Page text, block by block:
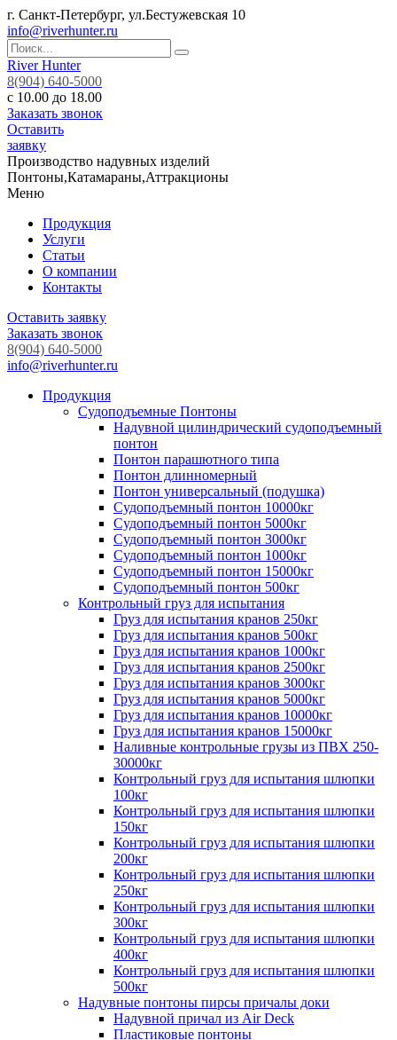
г. Санкт-Петербург, ул.Бестужевская 10
info@riverhunter.ru
River Hunter
8(904) 640-5000
с 10.00 до 18.00
Заказать звонок
Оставить
заявку
Производство надувных изделий
Понтоны,Катамараны,Аттракционы
Меню
Продукция
Услуги
Статьи
О компании
Контакты
Оставить заявку
Заказать звонок
8(904) 640-5000
info@riverhunter.ru
Продукция
Судоподъемные Понтоны
Надувной цилиндрический судоподъемный
понтон
Понтон парашютного типа
Понтон длинномерный
Понтон универсальный (подушка)
Судоподъемный понтон 10000кг
Судоподъемный понтон 5000кг
Судоподъемный понтон 3000кг
Судоподъемный понтон 1000кг
Судоподъемный понтон 15000кг
Судоподъемный понтон 500кг
Контрольный груз для испытания
Груз для испытания кранов 250кг
Груз для испытания кранов 500кг
Груз для испытания кранов 1000кг
Груз для испытания кранов 2500кг
Груз для испытания кранов 3000кг
Груз для испытания кранов 5000кг
Груз для испытания кранов 10000кг
Груз для испытания кранов 15000кг
Наливные контрольные грузы из ПВХ 250-
30000кг
Контрольный груз для испытания шлюпки
100кг
Контрольный груз для испытания шлюпки
150кг
Контрольный груз для испытания шлюпки
200кг
Контрольный груз для испытания шлюпки
250кг
Контрольный груз для испытания шлюпки
300кг
Контрольный груз для испытания шлюпки
400кг
Контрольный груз для испытания шлюпки
500кг
Надувные понтоны пирсы причалы доки
Надувной причал из Air Deck
Пластиковые понтоны